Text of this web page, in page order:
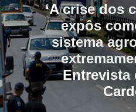
‘A crise dos
expôs
sistema
Entrevista